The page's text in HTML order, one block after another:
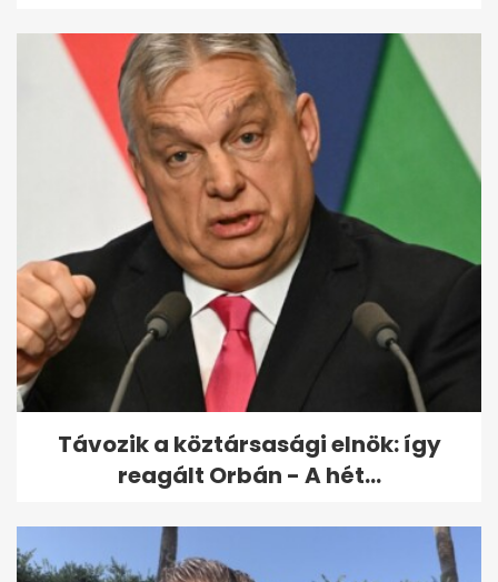
Távozik a köztársasági elnök: így
reagált Orbán - A hét...